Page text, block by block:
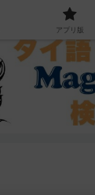
アプリ版